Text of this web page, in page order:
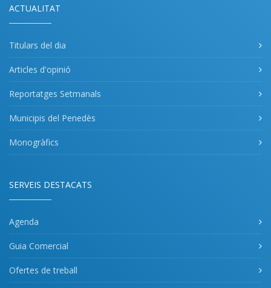
ACTUALITAT
Titulars del dia
Articles d'opinió
Reportatges Setmanals
Municipis del Penedès
Monogràfics
SERVEIS DESTACATS
Agenda
Guia Comercial
Ofertes de treball